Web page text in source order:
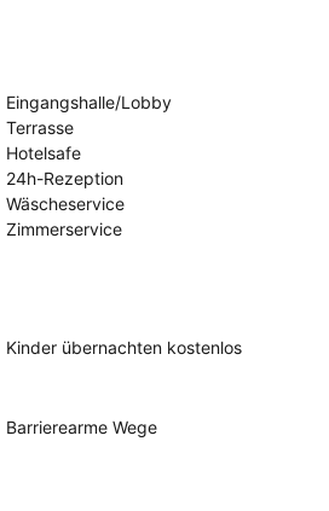
Eingangshalle/Lobby
Terrasse
Hotelsafe
24h-Rezeption
Wäscheservice
Zimmerservice
Kinder übernachten kostenlos
Barrierearme Wege